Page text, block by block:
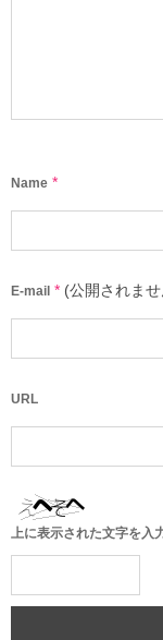
Name *
E-mail * (公開されま
URL
上に表示された文字を入